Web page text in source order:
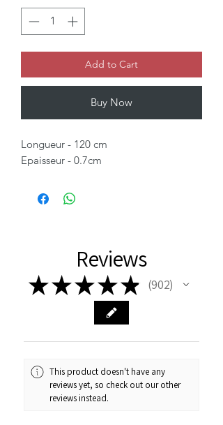
Add to Cart
Buy Now
Longueur - 120 cm
Epaisseur - 0.7cm
Reviews
★★★★★ 902
902
This product doesn't have any
reviews yet, so check out our other
reviews instead.